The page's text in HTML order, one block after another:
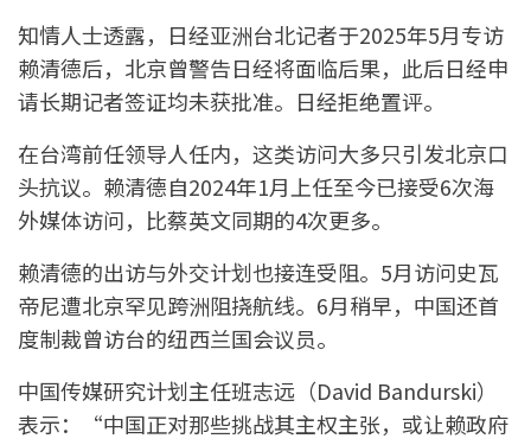
知情人士透露，日经亚洲台北记者于2025年5月专访
赖清德后，北京曾警告日经将面临后果，此后日经申
请长期记者签证均未获批准。日经拒绝置评。
在台湾前任领导人任内，这类访问大多只引发北京口
头抗议。赖清德自2024年1月上任至今已接受6次海
外媒体访问，比蔡英文同期的4次更多。
赖清德的出访与外交计划也接连受阻。5月访问史瓦
帝尼遭北京罕见跨洲阻挠航线。6月稍早，中国还首
度制裁曾访台的纽西兰国会议员。
中国传媒研究计划主任班志远（David Bandurski）
表示：“中国正对那些挑战其主权主张，或让赖政府